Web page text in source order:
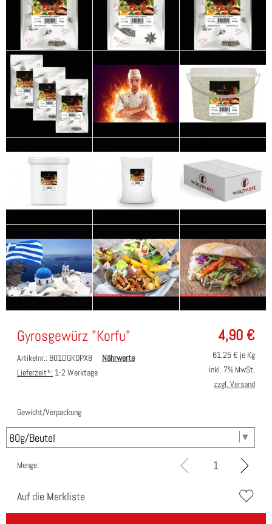
4,90 €
Gyrosgewürz "Korfu"
Artikelnr.: B01DGKOPX8
Nährwerte
Lieferzeit*: 1-2 Werktage
61,25€ je Kg
inkl. 7% MwSt.
zzgl. Versand
Gewicht/Verpackung
Menge:
Auf die Merkliste